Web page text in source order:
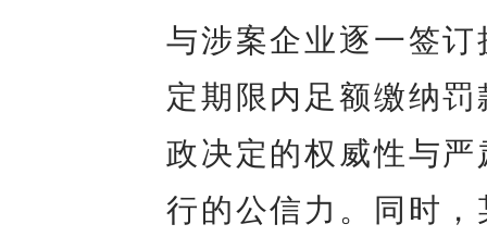
与涉案企业逐一签
定期限内足额缴纳
政决定的权威性与
行的公信力。同时